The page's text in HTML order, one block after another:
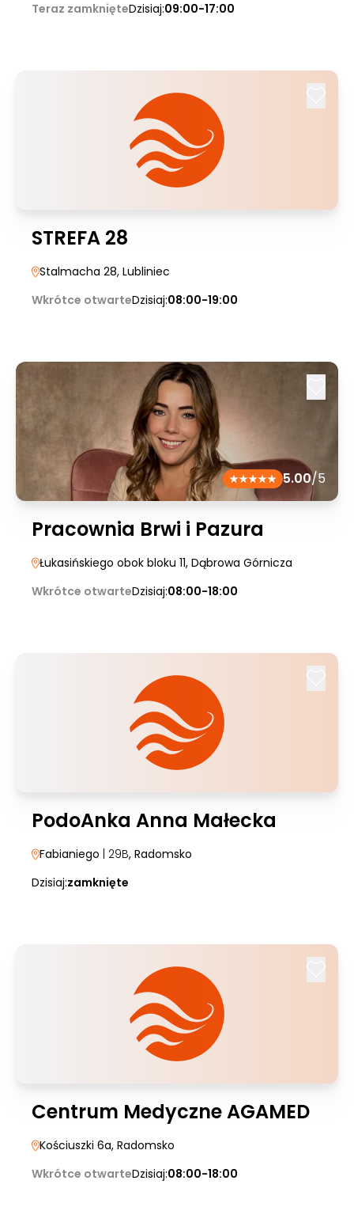
Teraz zamknięteDzisiaj:09:00-17:00
STREFA 28
Stalmacha 28, Lubliniec
Wkrótce otwarteDzisiaj:08:00-19:00
5.00/5
Pracownia Brwi i Pazura
Łukasińskiego obok bloku 11, Dąbrowa Górnicza
Wkrótce otwarteDzisiaj:08:00-18:00
PodoAnka Anna Małecka
Fabianiego | 29B, Radomsko
Dzisiaj:zamknięte
Centrum Medyczne AGAMED
Kościuszki 6a, Radomsko
Wkrótce otwarteDzisiaj:08:00-18:00